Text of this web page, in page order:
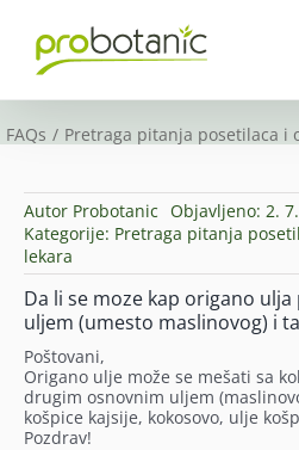
content
FAQs Pretraga pitanja posetilaca i
Autor Probotanic Objavljeno: 2.
Kategorije: Pretraga pitanja
lekara
Da li se moze kap origano
uljem (umesto maslinovog) i
Poštovani,
Origano ulje može se mešati sa
drugim osnovnim uljem
košpice kajsije, kokosovo, ulje
Pozdrav!